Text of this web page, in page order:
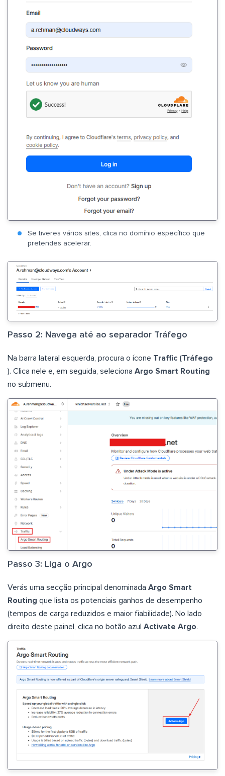
Se tiveres vários sites, clica no domínio específico que
pretendes acelerar.
Passo 2: Navega até ao separador Tráfego
Na barra lateral esquerda, procura o ícone Traffic (Tráfego
). Clica nele e, em seguida, seleciona Argo Smart Routing
no submenu.
Passo 3: Liga o Argo
Verás uma secção principal denominada Argo Smart
Routing que lista os potenciais ganhos de desempenho
(tempos de carga reduzidos e maior fiabilidade). No lado
direito deste painel, clica no botão azul Activate Argo.